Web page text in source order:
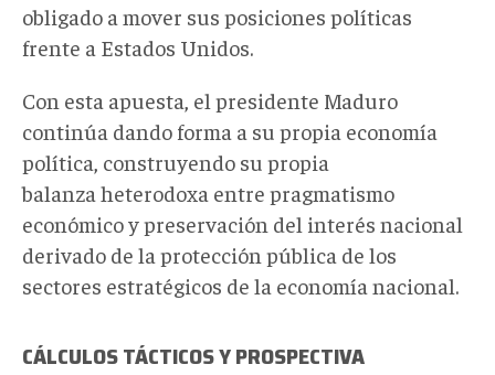
obligado a mover sus posiciones políticas
frente a Estados Unidos.
Con esta apuesta, el presidente Maduro
continúa dando forma a su propia economía
política, construyendo su propia
balanza heterodoxa entre pragmatismo
económico y preservación del interés nacional
derivado de la protección pública de los
sectores estratégicos de la economía nacional.
CÁLCULOS TÁCTICOS Y PROSPECTIVA